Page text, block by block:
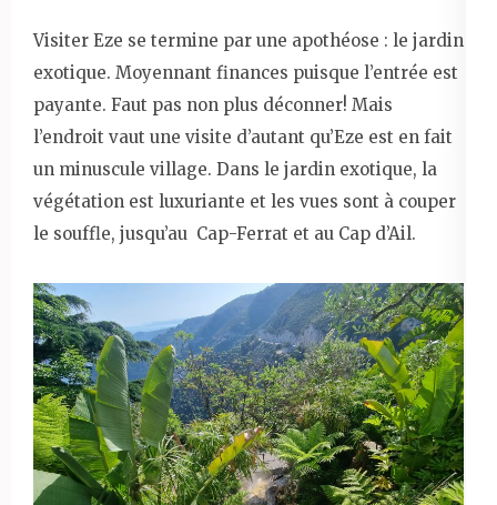
Visiter Eze se termine par une apothéose : le jardin
exotique. Moyennant finances puisque l’entrée est
payante. Faut pas non plus déconner! Mais
l’endroit vaut une visite d’autant qu’Eze est en fait
un minuscule village. Dans le jardin exotique, la
végétation est luxuriante et les vues sont à couper
le souffle, jusqu’au Cap-Ferrat et au Cap d’Ail.